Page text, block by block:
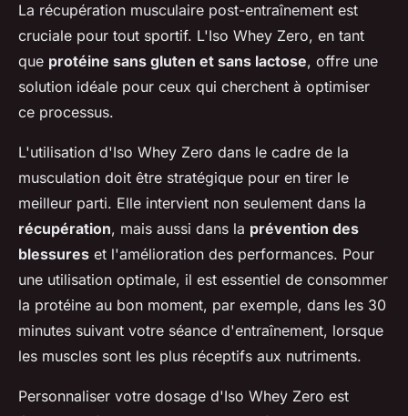
La récupération musculaire post-entraînement est
cruciale pour tout sportif. L'Iso Whey Zero, en tant
que protéine sans gluten et sans lactose, offre une
solution idéale pour ceux qui cherchent à optimiser
ce processus.
L'utilisation d'Iso Whey Zero dans le cadre de la
musculation doit être stratégique pour en tirer le
meilleur parti. Elle intervient non seulement dans la
récupération, mais aussi dans la prévention des
blessures et l'amélioration des performances. Pour
une utilisation optimale, il est essentiel de consommer
la protéine au bon moment, par exemple, dans les 30
minutes suivant votre séance d'entraînement, lorsque
les muscles sont les plus réceptifs aux nutriments.
Personnaliser votre dosage d'Iso Whey Zero est